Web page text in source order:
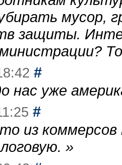
мусор,
защиты.
#
нас уже
#
из
»